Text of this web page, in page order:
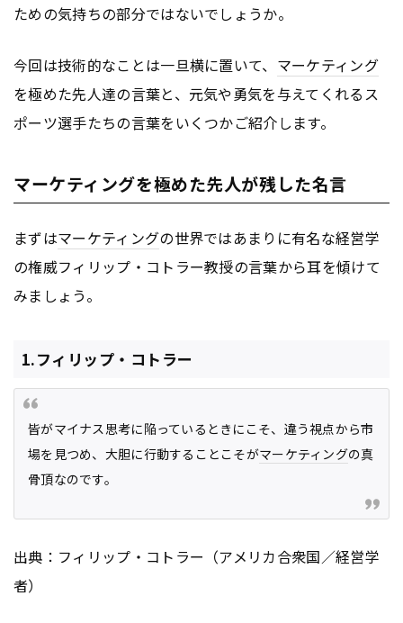
ための気持ちの部分ではないでしょうか。
今回は技術的なことは一旦横に置いて、 マーケティング
を極めた先人達の言葉と、元気や勇気を与えてくれるス
ポーツ選手たちの言葉をいくつかご紹介します。
マーケティングを極めた先人が残した名言
まずはマーケティングの世界ではあまりに有名な経営学
の権威フィリップ・コトラー教授の言葉から耳を傾けて
みましょう。
1.フィリップ・コトラー
皆がマイナス思考に陥っているときにこそ、違う視点から市
場を見つめ、大胆に行動することこそがマーケティングの真
骨頂なのです。
出典：フィリップ・コトラー（アメリカ合衆国／経営学
者）